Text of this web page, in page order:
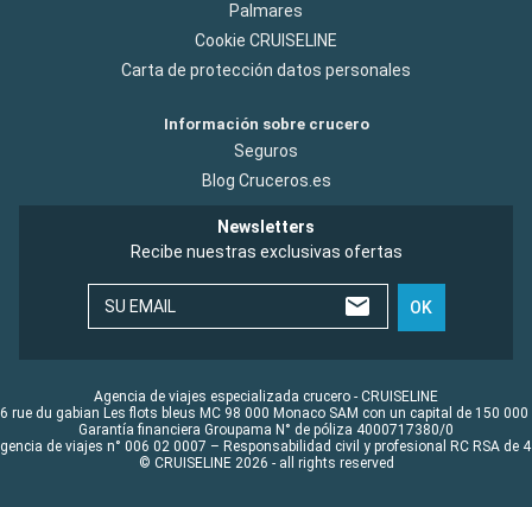
Palmares
Cookie CRUISELINE
Carta de protección datos personales
Información sobre crucero
Seguros
Blog Cruceros.es
Newsletters
Recibe nuestras exclusivas ofertas
SU EMAIL OK
Agencia de viajes especializada crucero - CRUISELINE
rue du gabian Les flots bleus MC 98 000 Monaco SAM con un capital de 150 000
Garantía financiera Groupama N° de póliza 4000717380/0
de viajes n° 006 02 0007 – Responsabilidad civil y profesional RC RSA de
© CRUISELINE 2026 - all rights reserved